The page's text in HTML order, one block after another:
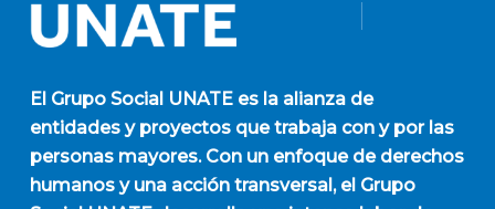
El Grupo Social UNATEes la alianza de
entidades y proyectos que trabaja con y por las
personas mayores. Con un enfoque de derechos
humanos y una acción transversal, el Grupo